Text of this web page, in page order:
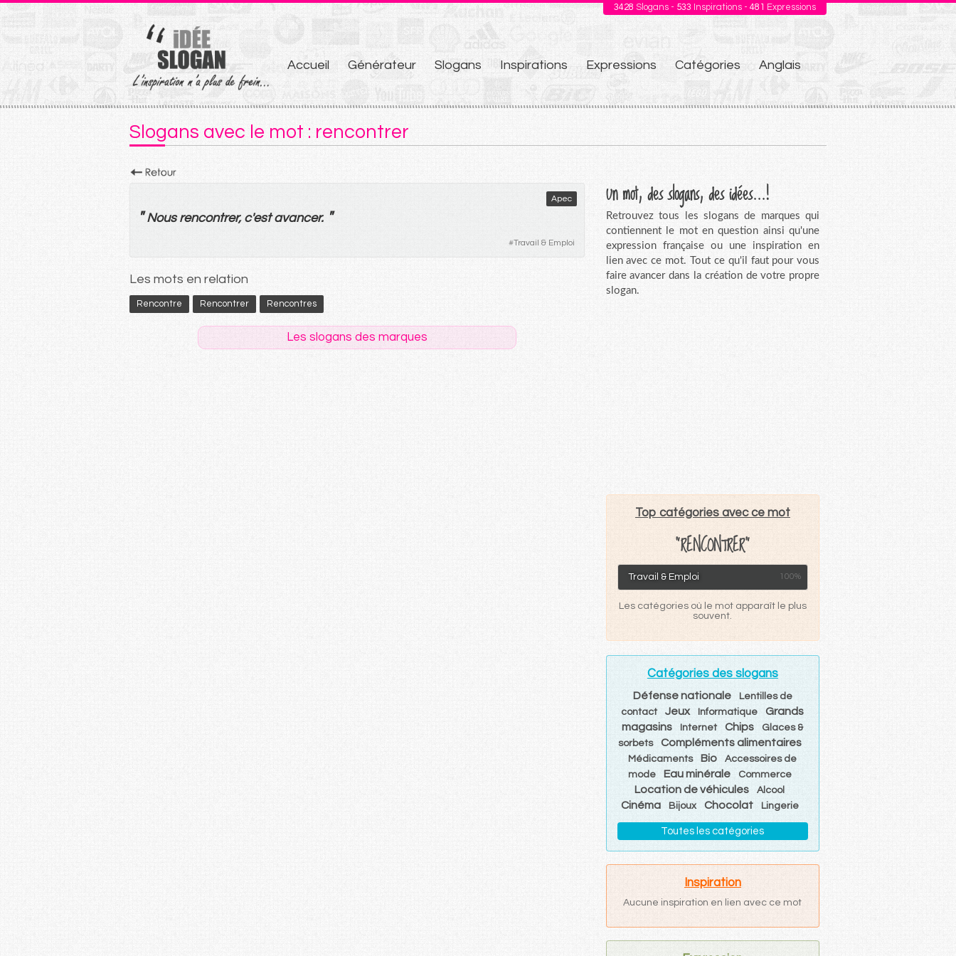
3428 Slogans - 533 Inspirations - 481 Expressions
Aller
au
contenu
Accueil Générateur Slogans Inspirations Expressions Catégories Anglais
Slogans avec le mot : rencontrer
Apec
" Nous rencontrer, c'est avancer. "
#Travail & Emploi
Les mots en relation
Rencontre Rencontrer Rencontres
Les slogans des marques
Un mot, des slogans, des idées...!
Retrouvez tous les slogans de marques qui
contiennent le mot en question ainsi qu'une
expression française ou une inspiration en
lien avec ce mot. Tout ce qu'il faut pour vous
faire avancer dans la création de votre propre
slogan.
Top catégories avec ce mot
"RENCONTRER"
Travail & Emploi 100%
Les catégories où le mot apparaît le plus
souvent.
Catégories des slogans
Défense nationale
Lentilles de
contact
Jeux Informatique
Grands
magasins
Internet Chips
Glaces &
sorbets
Compléments alimentaires
Médicaments Bio
Accessoires de
mode
Eau minérale Commerce
Location de véhicules Alcool
Cinéma Bijoux Chocolat Lingerie
Toutes les catégories
Inspiration
Aucune inspiration en lien avec ce mot